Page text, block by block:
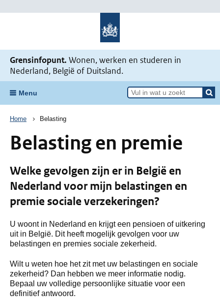
Grensinfopunt. Wonen, werken en studeren in
Nederland, België of Duitsland.
Menu
Kruimelpad
Home Belasting
Belasting en premie
Welke gevolgen zijn er in België en
Nederland voor mijn belastingen en
premie sociale verzekeringen?
U woont in Nederland en krijgt een pensioen of uitkering
uit in België. Dit heeft mogelijk gevolgen voor uw
belastingen en premies sociale zekerheid.
Wilt u weten hoe het zit met uw belastingen en sociale
zekerheid? Dan hebben we meer informatie nodig.
Bepaal uw volledige persoonlijke situatie voor een
definitief antwoord.